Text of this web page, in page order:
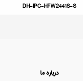
DH-IPC-HFW2441S-S
درباره ما